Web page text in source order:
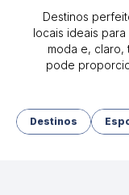
Destinos
locais ideais
moda e, claro,
pode
Destinos